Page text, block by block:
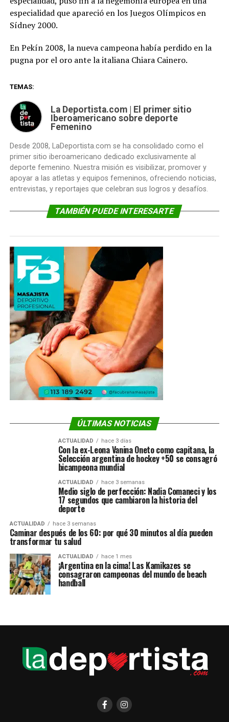
especialidad que apareció en los Juegos Olímpicos en
Sídney 2000.
En Pekín 2008, la nueva campeona había perdido en la
pugna por el oro ante la italiana Chiara Cainero.
TEMAS:
La Deportista.com | El primer sitio
Iberoamericano sobre deporte
Femenino
Desde 2008, LaDeportista.com se ha consolidado como el
primer sitio iberoamericano dedicado exclusivamente al
deporte femenino. Nuestra misión es visibilizar, promover y
apoyar a las atletas y equipos femeninos, ofreciendo noticias,
entrevistas, y reportajes que celebran sus logros y desafíos.
TAMBIÉN PUEDE INTERESARTE
ÚLTIMAS NOTICIAS
ACTUALIDAD hace 3 días
Con la ex-Leona Vanina Oneto como capitana, la
Selección argentina de hockey +50 se consagró
bicampeona mundial
ACTUALIDAD hace 3 semanas
Medio siglo de perfección: Nadia Comaneci y los
17 segundos que cambiaron la historia del
deporte
ACTUALIDAD hace 3 semanas
Caminar después de los 60: por qué 30 minutos al día pueden
transformar tu salud
ACTUALIDAD hace 1 mes
¡Argentina en la cima! Las Kamikazes se
consagraron campeonas del mundo de beach
handball